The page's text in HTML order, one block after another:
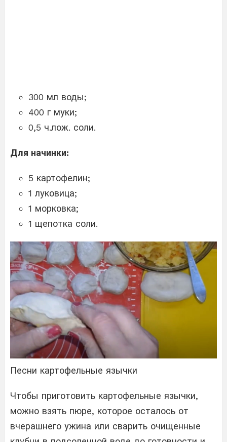
300 мл воды;
400 г муки;
0,5 ч.лож. соли.
Для начинки:
5 картофелин;
1 луковица;
1 морковка;
1 щепотка соли.
Песни картофельные язычки
Чтобы приготовить картофельные язычки,
можно взять пюре, которое осталось от
вчерашнего ужина или сварить очищенные